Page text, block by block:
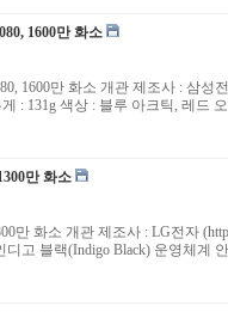
1600만 화소
1600만 화소 개관 제조사 : 삼
: 131g 색상 : 블루 아크틱, 레
만 화소
만 화소 개관 제조사 : LG전자
고 블랙(Indigo Black) 운영체계